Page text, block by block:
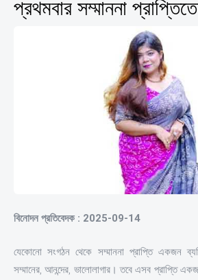
প্রথমবার সম্মাননা
বিনোদন প্রতিবেদক : 2025-09-14
যেকোনো সংগঠন থেকে সম্মাননা প্রাপ্তি একজন
সম্মানের, আনন্দের, ভালোলাগার। তবে এসব প্রাপ্তি